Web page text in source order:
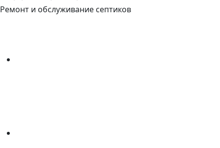
Ремонт и обслуживание септиков